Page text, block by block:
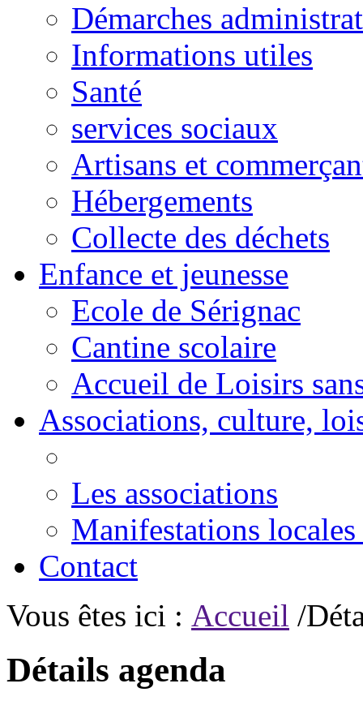
Démarches
Informations utiles
Santé
services sociaux
Artisans et
Hébergements
Collecte des déchets
Enfance et jeunesse
Ecole de Sérignac
Cantine scolaire
Accueil de Loisirs
Associations, culture,
Les associations
Manifestations locales
Contact
Vous êtes ici : Accueil /
Détails agenda